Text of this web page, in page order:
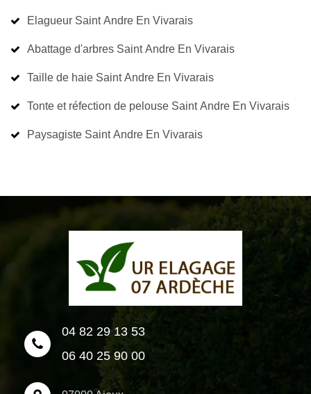
Elagueur Saint Andre En Vivarais
Abattage d'arbres Saint Andre En Vivarais
Taille de haie Saint Andre En Vivarais
Tonte et réfection de pelouse Saint Andre En Vivarais
Paysagiste Saint Andre En Vivarais
04 82 29 13 53
06 40 25 90 00